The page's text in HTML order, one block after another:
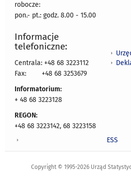
robocze:
pon.- pt.: godz. 8.00 - 15.00
Informacje
telefoniczne:
Centrala: +48 68 3223112
Fax:
+48 68 3253679
Informatorium:
+ 48 68 3223128
REGON:
+48 68 3223142, 68 3223158
ESS
Copyright © 1995-2026 Urząd